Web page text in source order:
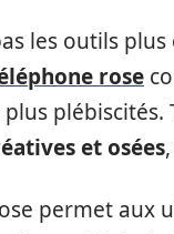
les outils
rose
plus
et osées
permet aux